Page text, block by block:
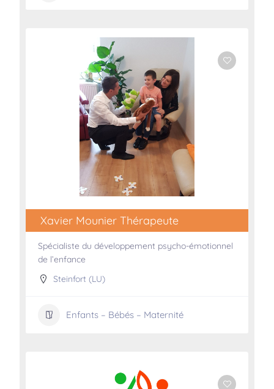
Xavier Mounier Thérapeute
Spécialiste du développement psycho-émotionnel
de l’enfance
Steinfort (LU)
Enfants – Bébés – Maternité